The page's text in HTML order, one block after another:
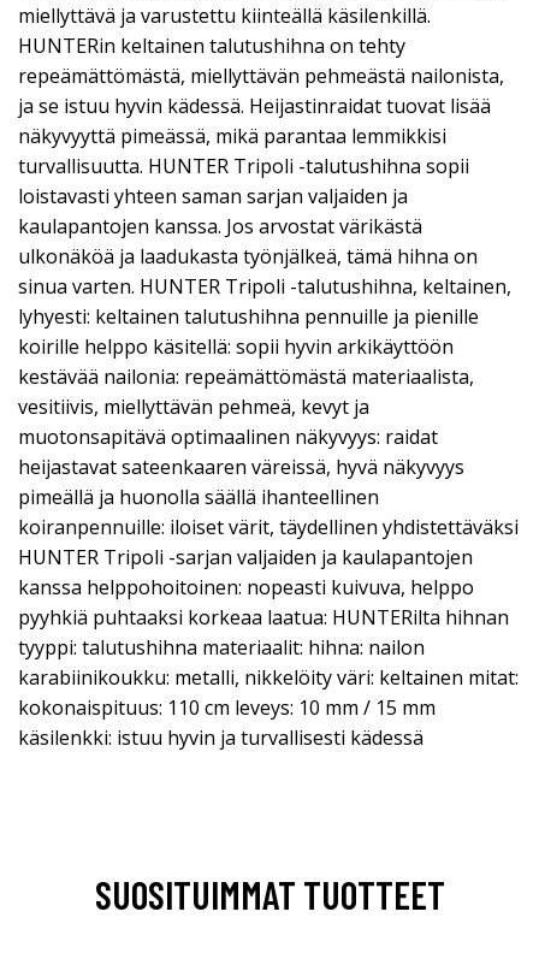
miellyttävä ja varustettu kiinteällä käsilenkillä.
HUNTERin keltainen talutushihna on tehty
repeämättömästä, miellyttävän pehmeästä nailonista,
ja se istuu hyvin kädessä. Heijastinraidat tuovat lisää
näkyvyyttä pimeässä, mikä parantaa lemmikkisi
turvallisuutta. HUNTER Tripoli -talutushihna sopii
loistavasti yhteen saman sarjan valjaiden ja
kaulapantojen kanssa. Jos arvostat värikästä
ulkonäköä ja laadukasta työnjälkeä, tämä hihna on
sinua varten. HUNTER Tripoli -talutushihna, keltainen,
lyhyesti: keltainen talutushihna pennuille ja pienille
koirille helppo käsitellä: sopii hyvin arkikäyttöön
kestävää nailonia: repeämättömästä materiaalista,
vesitiivis, miellyttävän pehmeä, kevyt ja
muotonsapitävä optimaalinen näkyvyys: raidat
heijastavat sateenkaaren väreissä, hyvä näkyvyys
pimeällä ja huonolla säällä ihanteellinen
koiranpennuille: iloiset värit, täydellinen yhdistettäväksi
HUNTER Tripoli -sarjan valjaiden ja kaulapantojen
kanssa helppohoitoinen: nopeasti kuivuva, helppo
pyyhkiä puhtaaksi korkeaa laatua: HUNTERilta hihnan
tyyppi: talutushihna materiaalit: hihna: nailon
karabiinikoukku: metalli, nikkelöity väri: keltainen mitat:
kokonaispituus: 110 cm leveys: 10 mm / 15 mm
käsilenkki: istuu hyvin ja turvallisesti kädessä
SUOSITUIMMAT TUOTTEET